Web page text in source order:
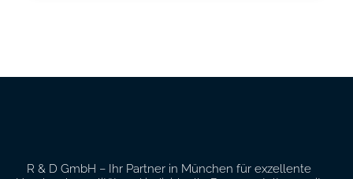
R & D GmbH – Ihr Partner in München für exzellente